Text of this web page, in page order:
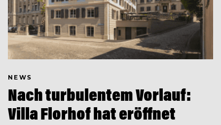
NEWS
Nach turbulentem Vorlauf:
Villa Florhof hat eröffnet